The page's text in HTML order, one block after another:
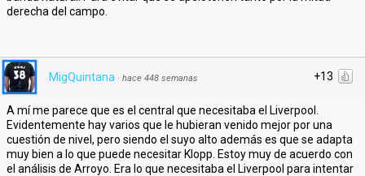
derecha del campo.
+13
MigQuintana · hace 448 semanas
A mí me parece que es el central que necesitaba el Liverpool.
Evidentemente hay varios que le hubieran venido mejor por una
cuestión de nivel, pero siendo el suyo alto además es que se adapta
muy bien a lo que puede necesitar Klopp. Estoy muy de acuerdo con
el análisis de Arroyo. Era lo que necesitaba el Liverpool para intentar